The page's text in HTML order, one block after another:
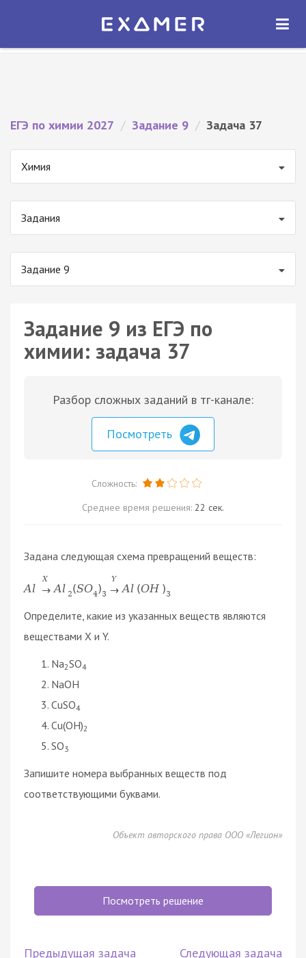
Экзамер — ЕГЭ 2027
ОТКРЫТЬ
ЕГЭ по химии 2027 / Задание 9 / Задача 37
Химия
Задания
Задание 9
Задание 9 из ЕГЭ по
химии: задача 37
Разбор сложных заданий в тг-канале:
Посмотреть
Сложность:
Среднее время решения: 22 сек.
Задана следующая схема превращений веществ:
Al
X
→ Al 2(SO4)3
Y
→ Al (OH )3
Определите, какие из указанных веществ являются
веществами X и Y.
Na2SO4
NaOH
CuSO4
Cu(OH)2
SO3
Запишите номера выбранных веществ под
соответствующими буквами.
Объект авторского права ООО «Легион»
Посмотреть решение
Предыдущая задача Следующая задача